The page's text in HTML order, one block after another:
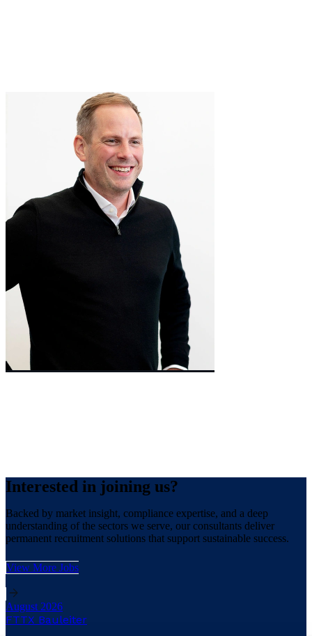
Interested in joining us?
Backed by market insight, compliance expertise, and a deep
understanding of the sectors we serve, our consultants deliver
permanent recruitment solutions that support sustainable success.
View More Jobs
August 2026
FTTX Bauleiter